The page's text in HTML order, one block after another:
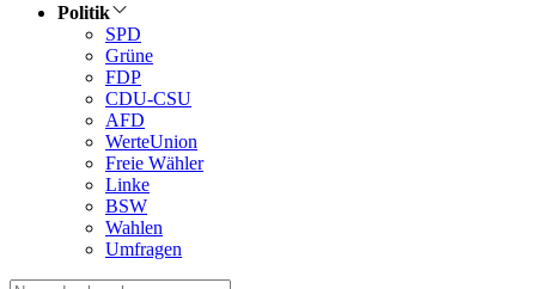
Politik
SPD
Grüne
FDP
CDU-CSU
AFD
WerteUnion
Freie Wähler
Linke
BSW
Wahlen
Umfragen